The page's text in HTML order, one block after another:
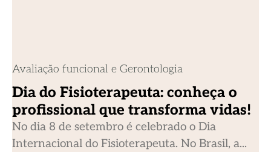
Avaliação funcional e Gerontologia
Dia do Fisioterapeuta: conheça o
profissional que transforma vidas!
No dia 8 de setembro é celebrado o Dia
Internacional do Fisioterapeuta. No Brasil, a...